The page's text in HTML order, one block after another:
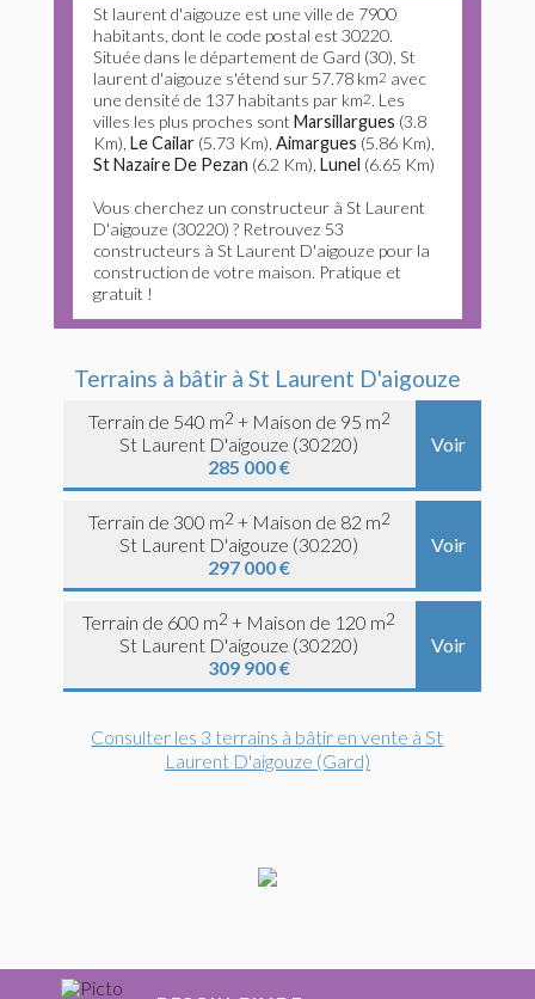
St laurent d'aigouze est une ville de 7900
habitants, dont le code postal est 30220.
Située dans le département de Gard (30), St
laurent d'aigouze s'étend sur 57.78 km2 avec
une densité de 137 habitants par km2. Les
villes les plus proches sontMarsillargues (3.8
Km),Le Cailar (5.73 Km),Aimargues (5.86 Km),
St Nazaire De Pezan (6.2 Km),Lunel (6.65 Km)
Vous cherchez un constructeur à St Laurent
D'aigouze (30220) ? Retrouvez 53
constructeurs à St Laurent D'aigouze pour la
construction de votre maison. Pratique et
gratuit !
Terrains à bâtir à St Laurent D'aigouze
Terrain de 540 m2 + Maison de 95 m2
St Laurent D'aigouze (30220)
285 000 €
Voir
Terrain de 300 m2 + Maison de 82 m2
St Laurent D'aigouze (30220)
297 000 €
Voir
Terrain de 600 m2 + Maison de 120 m2
St Laurent D'aigouze (30220)
309 900 €
Voir
Consulter les 3 terrains à bâtir en vente à St
Laurent D'aigouze (Gard)